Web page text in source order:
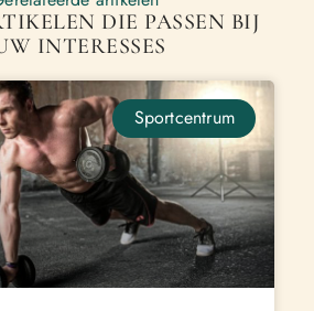
DIE PASSEN BIJ
INTERESSES
Sportcentrum